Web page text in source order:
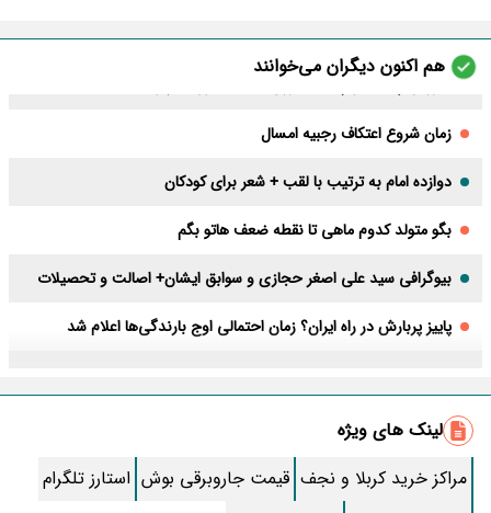
هم اکنون دیگران می‌خوانند
بگو متولد کدوم ماهی تا نقطه ضعف هاتو بگم
بیوگرافی سید علی اصغر حجازی و سوابق ایشان+ اصالت و تحصیلات
پاییز پربارش در راه ایران؟ زمان احتمالی اوج بارندگی‌ها اعلام شد
لکه های قرمز روی پا، خطرناکن؟
خواص توت سفید در طب سنتی و مدرن
لینک های ویژه
مراکز خرید کربلا و نجف قیمت جاروبرقی بوش استارز تلگرام